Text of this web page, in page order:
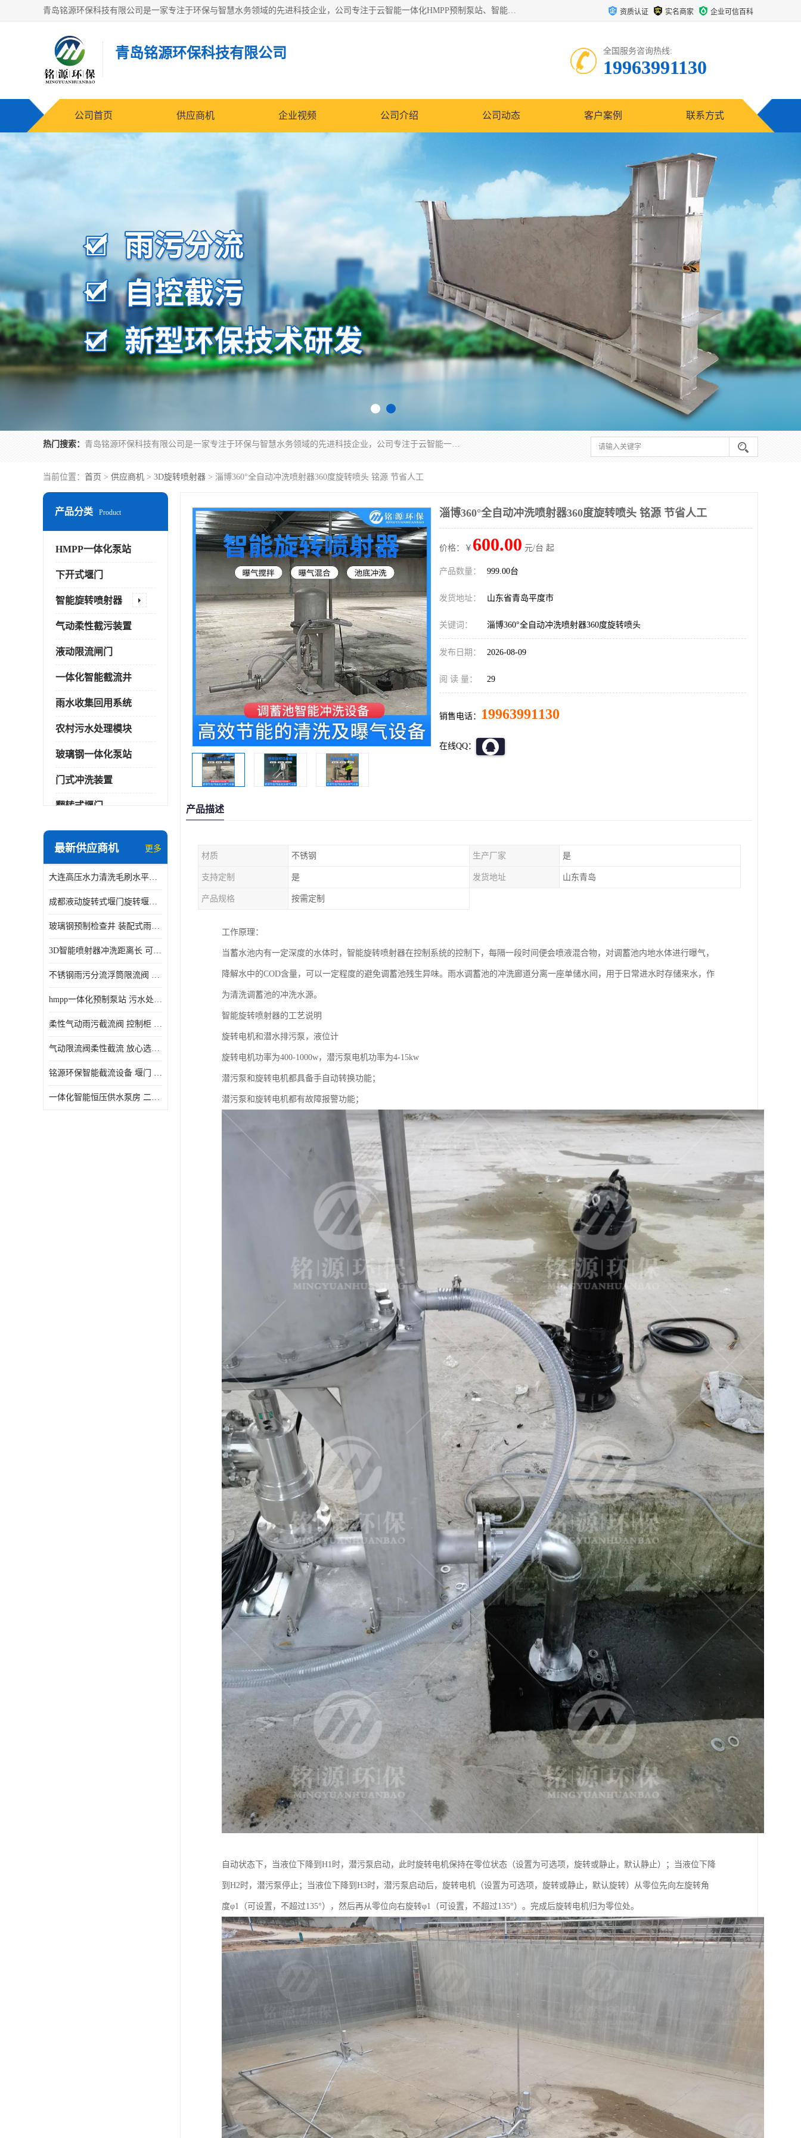
青岛铭源环保科技有限公司是一家专注于环保与智慧水务领域的先进科技企业，公司专注于云智能一体化HMPP预制泵站、智能截流井设备、调蓄池雨洪管理设备、水务循环利用、云智慧水务开发及新型环保技术研发等领域。 资质认证 实名商家 企业可信百科
青岛铭源环保科技有限公司 全国服务咨询热线:
19963991130
公司首页 供应商机 企业视频 公司介绍 公司动态 客户案例 联系方式
热门搜索： 青岛铭源环保科技有限公司是一家专注于环保与智慧水务领域的先进科技企业，公司专注于云智能一体化HMPP预制泵站、智能截流井设备、调蓄池雨洪管理设备、水务循环利用、云智慧水务开发及新型环保技术研发等领域。
当前位置： 首页 > 供应商机 > 3D旋转喷射器 > 淄博360°全自动冲洗喷射器360度旋转喷头 铭源 节省人工
产品分类 Product
HMPP一体化泵站
下开式堰门
智能旋转喷射器
气动柔性截污装置
液动限流闸门
一体化智能截流井
雨水收集回用系统
农村污水处理模块
玻璃钢一体化泵站
门式冲洗装置
翻转式堰门
智能一体化雨水泵站
智能一体化供水泵房
智能一体化净水设备
最新供应商机 更多
大连高压水力清洗毛刷水平自清洁滚刷 水力自动冲洗系统 水力清洗
成都液动旋转式堰门旋转堰门 自动控制 SUS304
玻璃钢预制检查井 装配式雨水污水井 初期弃流井 源头厂家
3D智能喷射器冲洗距离长 可270度旋转 高强度水压远距离喷洗
不锈钢雨污分流浮筒限流阀 DN150-DN1000 品质可信
hmpp一体化预制泵站 污水处理系统 乡镇学校市政排水 厂家供应
柔性气动雨污截流阀 控制柜 远程控制安全性高检修方便
气动限流阀柔性截流 放心选购 控源截污铭源环保
铭源环保智能截流设备 堰门 铸铁调节闸门作用 源头商家 可定制
一体化智能恒压供水泵房 二次加压供水设备户外智慧泵房
淄博360°全自动冲洗喷射器360度旋转喷头 铭源 节省人工
价格：￥ 600.00 元/台 起
产品数量： 999.00台
发货地址： 山东省青岛平度市
关键词： 淄博360°全自动冲洗喷射器360度旋转喷头
发布日期： 2026-08-09
阅 读 量： 29
销售电话： 19963991130
在线QQ：
产品描述
材质 不锈钢 生产厂家 是
支持定制 是 发货地址 山东青岛
产品规格 按需定制
工作原理：
当蓄水池内有一定深度的水体时，智能旋转喷射器在控制系统的控制下，每隔一段时间便会喷液混合物，对调蓄池内地水体进行曝气，
降解水中的COD含量，可以一定程度的避免调蓄池残生异味。雨水调蓄池的冲洗廊道分离一座单储水间，用于日常进水时存储来水，作
为清洗调蓄池的冲洗水源。
智能旋转喷射器的工艺说明
旋转电机和潜水排污泵，液位计
旋转电机功率为400-1000w，潜污泵电机功率为4-15kw
潜污泵和旋转电机都具备手自动转换功能；
潜污泵和旋转电机都有故障报警功能；
自动状态下，当液位下降到H1时，潜污泵启动，此时旋转电机保持在零位状态（设置为可选项，旋转或静止，默认静止）；当液位下降
到H2时，潜污泵停止；当液位下降到H3时，潜污泵启动后，旋转电机（设置为可选项，旋转或静止，默认旋转）从零位先向左旋转角
度φ1（可设置，不超过135°），然后再从零位向右旋转φ1（可设置，不超过135°）。完成后旋转电机归为零位处。